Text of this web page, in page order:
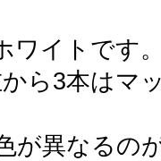
ワイトです
ら3本はマ
が異なるの